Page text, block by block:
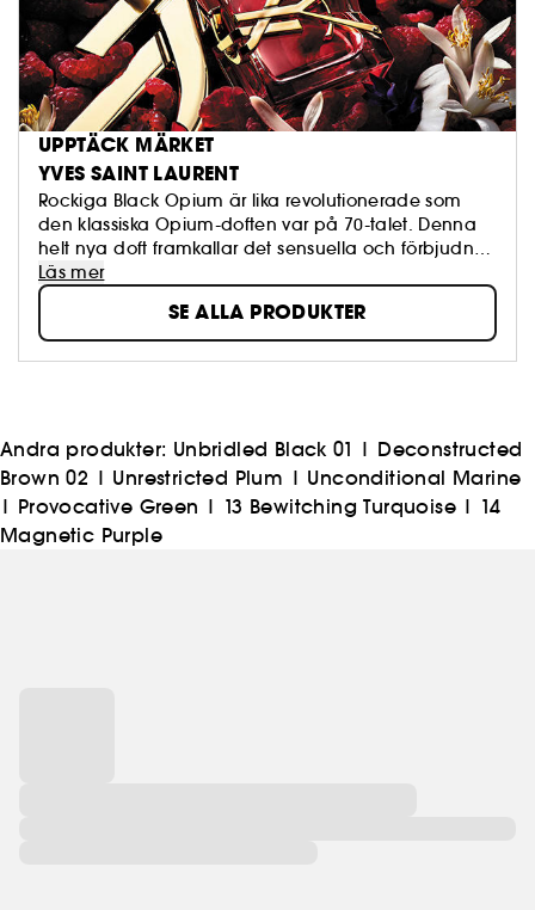
UPPTÄCK MÄRKET
YVES SAINT LAURENT
Rockiga Black Opium är lika revolutionerade som
den klassiska Opium-doften var på 70-talet. Denna
helt nya doft framkallar det sensuella och förbjudna
hos sin kvinnliga bärare.
Läs mer
SE ALLA PRODUKTER
Andra produkter: Unbridled Black 01 | Deconstructed
Brown 02 | Unrestricted Plum | Unconditional Marine
| Provocative Green | 13 Bewitching Turquoise | 14
Magnetic Purple